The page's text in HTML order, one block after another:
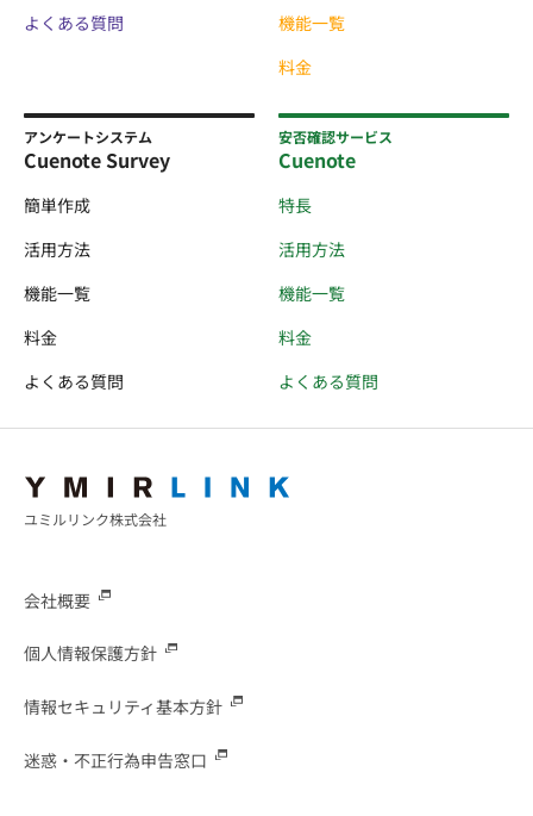
よくある質問
機能一覧
料金
アンケートシステム
Cuenote Survey
簡単作成
活用方法
機能一覧
料金
よくある質問
安否確認サービス
Cuenote
特長
活用方法
機能一覧
料金
よくある質問
ユミルリンク株式会社
会社概要
個人情報保護方針
情報セキュリティ基本方針
迷惑・不正行為申告窓口